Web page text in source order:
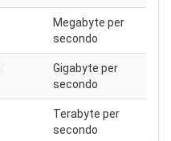
Megabyte per
secondo
Gigabyte per
secondo
Terabyte per
secondo